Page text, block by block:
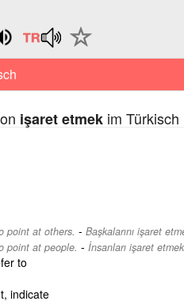
işaret etmekim Türkisch
point at others. - Başkalarını işaret
point at people. - İnsanları işaret etmek
to
indicate